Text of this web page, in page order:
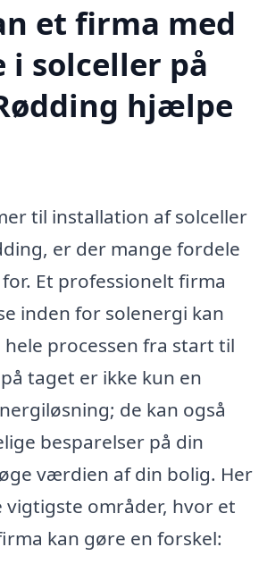
et firma med
i solceller på
hjælpe
til installation af solceller
er der mange fordele
Et professionelt firma
inden for solenergi kan
hele processen fra start til
taget er ikke kun en
de kan også
besparelser på din
værdien af din bolig. Her
vigtigste områder, hvor et
kan gøre en forskel: